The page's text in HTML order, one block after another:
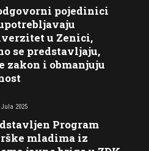
pojedinici
u Zenici,
se predstavljaju,
zakon i obmanjuju
Jula 2025
Program
mladima iz